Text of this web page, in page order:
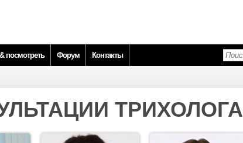
посмотреть Форум Контакты
ТРИХОЛОГА